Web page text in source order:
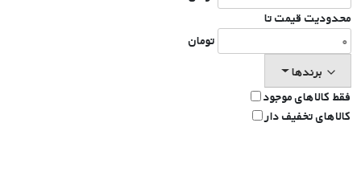
محدودیت قیمت تا
تومان
برندها
فقط کالاهای موجود
کالاهای تخفیف دار